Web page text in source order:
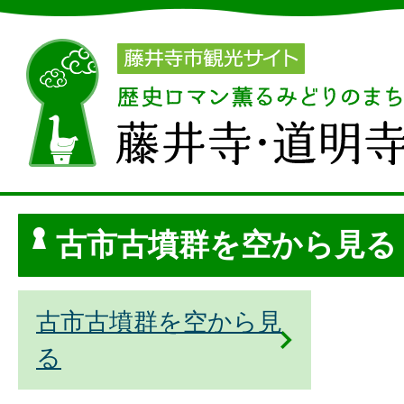
古市古墳群を空から見る
古市古墳群を空から見
る